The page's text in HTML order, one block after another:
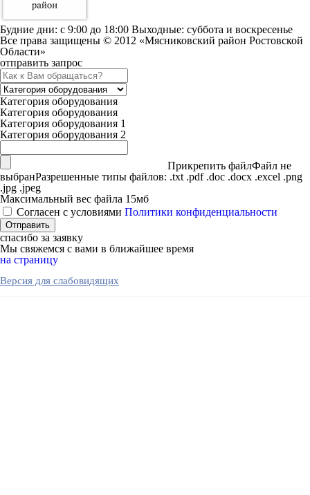
Будние дни: c 9:00 до 18:00 Выходные: суббота и воскресенье
Все права защищены © 2012 «Мясниковский район Ростовской
Области»
отправить запрос
Категория оборудования
Категория оборудования
Категория оборудования 1
Категория оборудования 2
Прикрепить файлФайл не
выбранРазрешенные типы файлов: .txt .pdf .doc .docx .excel .png
.jpg .jpeg
Максимальный вес файла 15мб
Согласен с условиями Политики конфиденциальности
спасибо за заявку
Мы свяжемся с вами в ближайшее время
на страницу
Версия для слабовидящих